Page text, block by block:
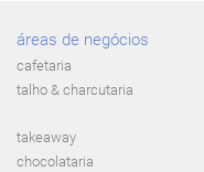
áreas de negócios
cafetaria
talho & charcutaria
takeaway
chocolataria